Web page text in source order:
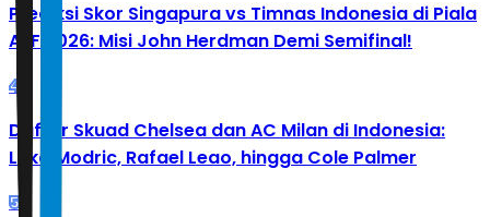
Prediksi Skor Singapura vs Timnas Indonesia di Piala
AFF 2026: Misi John Herdman Demi Semifinal!
4
Daftar Skuad Chelsea dan AC Milan di Indonesia:
Luka Modric, Rafael Leao, hingga Cole Palmer
5